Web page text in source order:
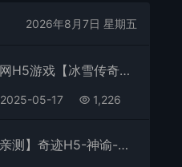
2026年8月7日 星期五
三网H5游戏【冰雪传奇打金版】最新整理Win半手工服务端+GM后台
2025-05-17 1,226
【亲测】奇迹H5-神谕-最新修复版